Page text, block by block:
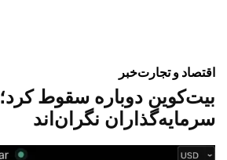
اقتصاد و تجارتخبر
بیت‌کوین دوباره سقوط کرد؛
سرمایه‌گذاران نگران‌اند